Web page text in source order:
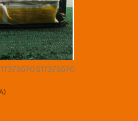
517379570